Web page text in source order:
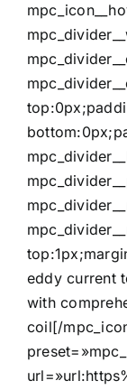
eddy current
with
coil[/